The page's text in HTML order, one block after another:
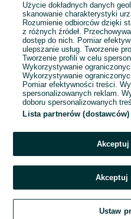
1 2 3
Użycie dokładnych danych
skanowanie charakterystyki
Rozumienie odbiorców dzięki
z różnych źródeł.
dostęp do nich. Pomiar
ulepszanie usług. Tworzenie
Tworzenie profili w celu
Wykorzystywanie
Wykorzystywanie
Pomiar efektywności treści.
spersonalizowanych reklam.
doboru spersonalizowanych
Lista partnerów (dostawców)
Akceptuj
Ustaw